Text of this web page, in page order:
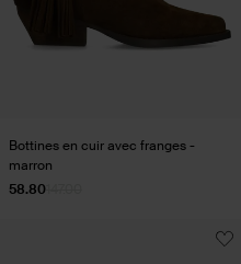
Bottines en cuir avec franges -
marron
58.80